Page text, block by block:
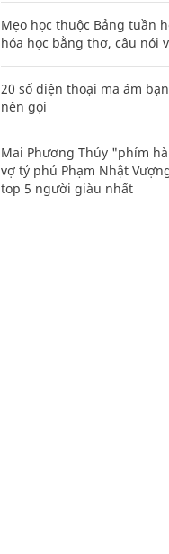
Mẹo học thuộc Bảng tuần
hóa học bằng thơ, câu nói
20 số điện thoại ma ám
nên gọi
Mai Phương Thúy "phím
vợ tỷ phú Phạm Nhật
top 5 người giàu nhất